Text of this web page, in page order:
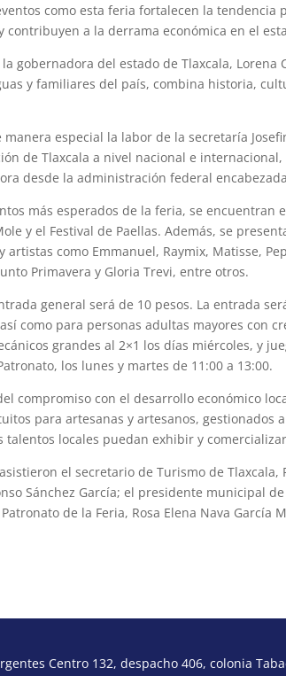
como esta feria fortalecen la
contribuyen a la derrama económica en el
gobernadora del estado de Tlaxcala,
y familiares del país, combina historia,
manera especial la labor de la secretaría
de Tlaxcala a nivel nacional e
desde la administración federal
más esperados de la feria, se
y el Festival de Paellas. Además, se
artistas como Emmanuel, Raymix, Matisse,
Primavera y Gloria Trevi, entre otros.
general será de 10 pesos. La entrada
como para personas adultas mayores con
grandes al 2×1 los días miércoles, y
los lunes y martes de 11:00 a 13:00.
compromiso con el desarrollo económico
para artesanas y artesanos, gestionados
talentos locales puedan exhibir y
el secretario de Turismo de
Sánchez García; el presidente municipal
de la Feria, Rosa Elena Nava García
Centro 132, despacho 406, colonia